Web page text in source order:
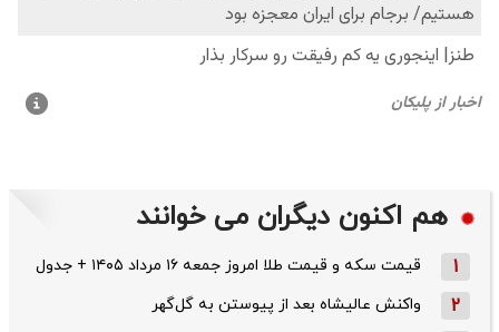
هم اکنون دیگران می خوانند
1 قیمت سکه و قیمت طلا امروز جمعه ۱۶ مرداد ۱۴۰۵ + جدول
2 واکنش عالیشاه بعد از پیوستن به گل‌گهر